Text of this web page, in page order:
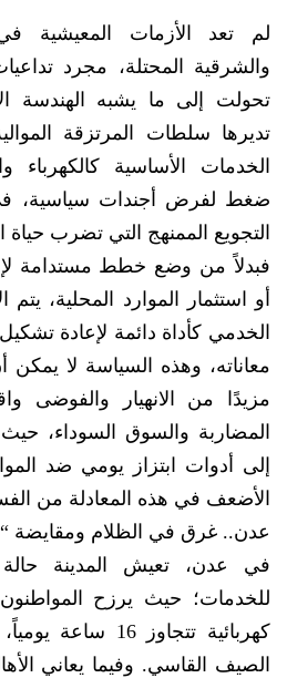
لم تعد الأزمات المعيشية
والشرقية المحتلة، مجرد
تحولت إلى ما يشبه الهندسة
تديرها سلطات المرتزقة
الخدمات الأساسية كالكهرباء
ضغط لفرض أجندات سياسية،
التجويع الممنهج التي تضرب حياة
فبدلاً من وضع خطط مستدامة
أو استثمار الموارد المحلية، يتم
الخدمي كأداة دائمة لإعادة
معاناته، وهذه السياسة لا
مزيدًا من الانهيار والفوضى
المضاربة والسوق السوداء،
إلى أدوات ابتزاز يومي ضد
الأضعف في هذه المعادلة من
عدن.. غرق في الظلام ومقايضة
في عدن، تعيش المدينة
للخدمات؛ حيث يرزح
كهربائية تتجاوز
الصيف القاسي. وفيما يعاني